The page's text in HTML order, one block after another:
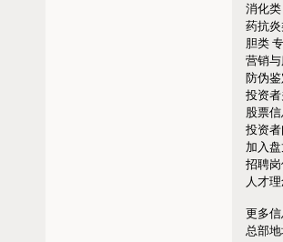
消化类
药抗
胆类
营销
防伪鉴
投资
股票信
投资
加入
招聘岗
人才
更多信
总部地